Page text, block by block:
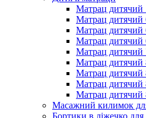
Матрац дитячий
Матрац дитячий
Матрац дитячий
Матрац дитячий
Матрац дитячий
Матрац дитячий
Матрац дитячий
Матрац дитячий
Матрац дитячий
Масажний килимок
Бортики в ліжечко